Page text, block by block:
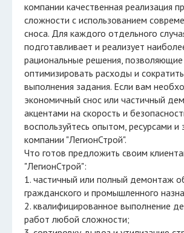
компании качественная реализация
сложности с использованием
сноса. Для каждого отдельного
подготавливает и реализует
рациональные решения, позволяющие
оптимизировать расходы и
выполнения задания. Если вам
экономичный снос или частичный
акцентами на скорость и
воспользуйтесь опытом, ресурсами и
компании "ЛегионСтрой".
Что готов предложить своим
"ЛегионСтрой":
1. частичный или полный демонтаж
гражданского и промышленного
2. квалифицированное выполнение
работ любой сложности;